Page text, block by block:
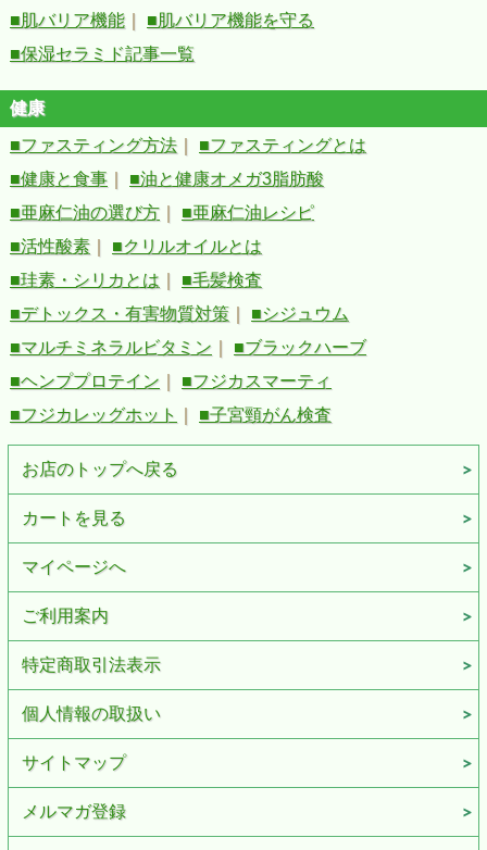
■肌バリア機能
■肌バリア機能を守る
■保湿セラミド記事一覧
健康
■ファスティング方法
■ファスティングとは
■健康と食事
■油と健康オメガ3脂肪酸
■亜麻仁油の選び方
■亜麻仁油レシピ
■活性酸素
■クリルオイルとは
■珪素・シリカとは
■毛髪検査
■デトックス・有害物質対策
■シジュウム
■マルチミネラルビタミン
■ブラックハーブ
■ヘンププロテイン
■フジカスマーティ
■フジカレッグホット
■子宮頸がん検査
お店のトップへ戻る
カートを見る
マイページへ
ご利用案内
特定商取引法表示
個人情報の取扱い
サイトマップ
メルマガ登録